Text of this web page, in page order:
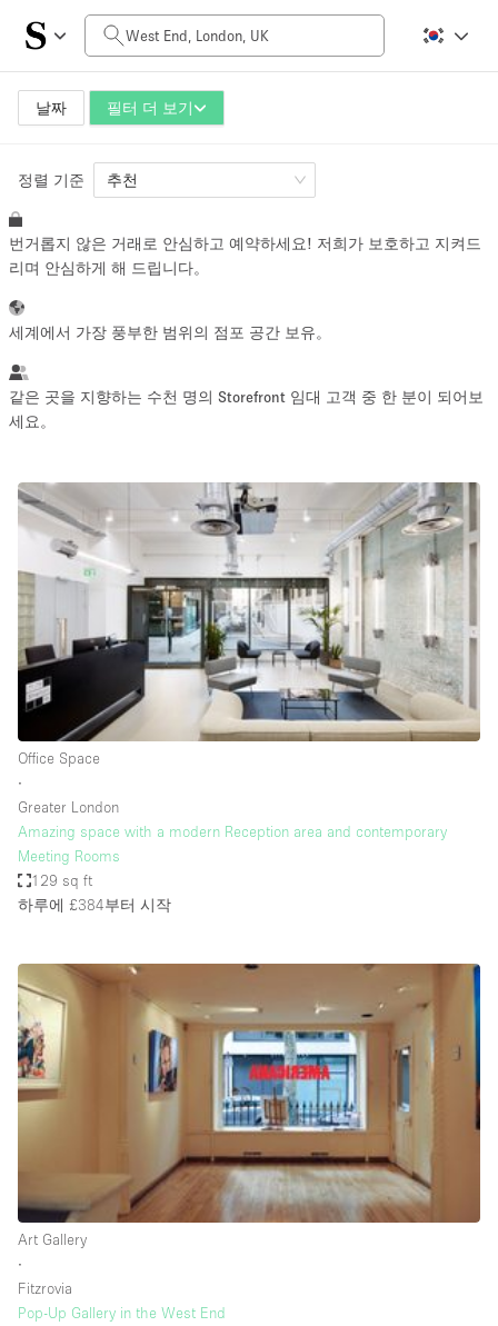
날짜 필터 더 보기
일일 비용
£0
공간 크기
100 sq ft 5000+ sq ft
~ 13 명
Photo
Shooting
Conference Meeting Office Shop Share
공간 유형
Advertisement Space
Apartment / Loft
Art Gallery
Atelier / Workshop Studio
Boat
Boutique / Shop
Conference Room
Creative Space
Event Space
Mansion / House
정렬 기준 추천
번거롭지 않은 거래로 안심하고 예약하세요! 저희가 보호하고 지켜드
리며 안심하게 해 드립니다。
세계에서 가장 풍부한 범위의 점포 공간 보유。
같은 곳을 지향하는 수천 명의 Storefront 임대 고객 중 한 분이 되어보
세요。
Office Space
∙
Greater London
Amazing space with a modern Reception area and contemporary
Meeting Rooms
129 sq ft
하루에 £384부터 시작
Art Gallery
∙
Fitzrovia
Pop-Up Gallery in the West End